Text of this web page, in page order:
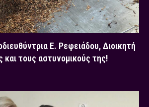
Ε. Ρεφειάδου, Διοικητή
και τους αστυνομικούς της!